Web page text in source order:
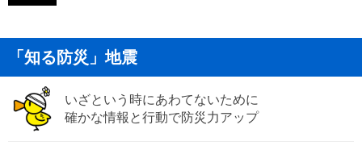
「知る防災」地震
いざという時にあわてないために
確かな情報と行動で防災力アップ